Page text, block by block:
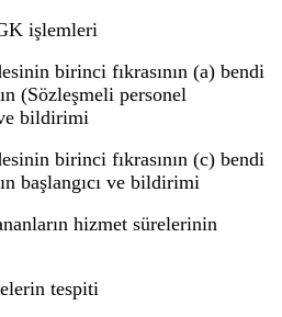
işlemleri
birinci fıkrasının (a) bendi
(Sözleşmeli personel
bildirimi
birinci fıkrasının (c) bendi
başlangıcı ve bildirimi
hizmet sürelerinin
tespiti